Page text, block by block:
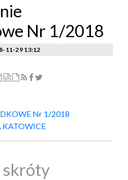
Nr 1/2018
11-29 13:12
Nr 1/2018
KATOWICE
skróty